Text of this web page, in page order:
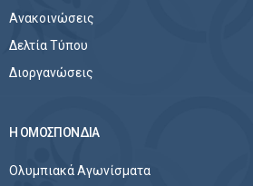
Ανακοινώσεις
Δελτία Τύπου
Διοργανώσεις
Η ΟΜΟΣΠΟΝΔΙΑ
Ολυμπιακά Αγωνίσματα